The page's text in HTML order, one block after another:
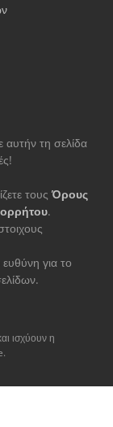
αυτήν τη σελίδα
τους Όρους
.
για το
ισχύουν η